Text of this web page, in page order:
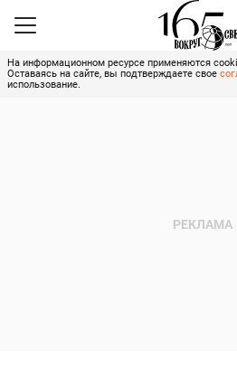
На информационном ресурсе применяются
Оставаясь на сайте, вы подтверждаете свое
использование.